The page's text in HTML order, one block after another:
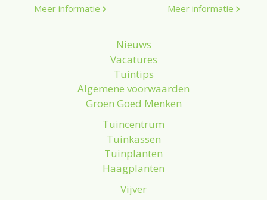
Meer informatie
Meer informatie
Nieuws
Vacatures
Tuintips
Algemene voorwaarden
Groen Goed Menken
Tuincentrum
Tuinkassen
Tuinplanten
Haagplanten
Vijver